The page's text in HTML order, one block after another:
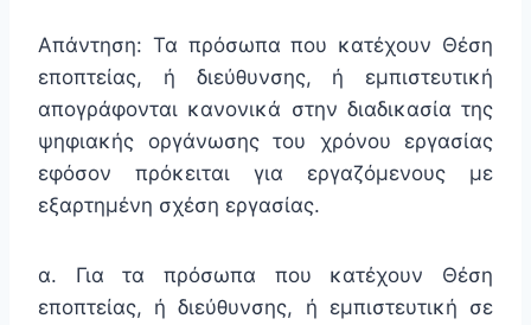
Απάντηση: Τα πρόσωπα που κατέχουν Θέση
εποπτείας, ή διεύθυνσης, ή εμπιστευτική
απογράφονται κανονικά στην διαδικασία της
ψηφιακής οργάνωσης του χρόνου εργασίας
εφόσον πρόκειται για εργαζόμενους με
εξαρτημένη σχέση εργασίας.
α. Για τα πρόσωπα που κατέχουν Θέση
εποπτείας, ή διεύθυνσης, ή εμπιστευτική σε